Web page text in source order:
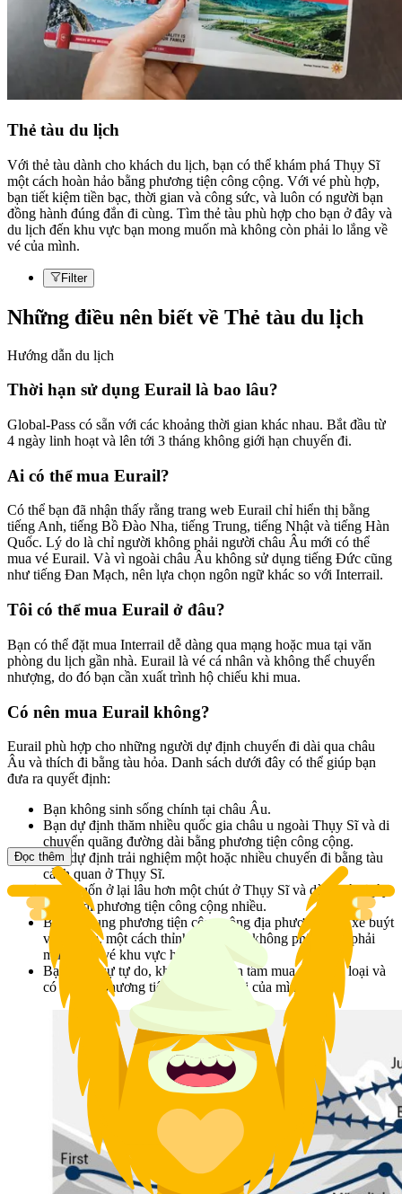
Thẻ tàu du lịch
Với thẻ tàu dành cho khách du lịch, bạn có thể khám phá Thụy Sĩ
một cách hoàn hảo bằng phương tiện công cộng. Với vé phù hợp,
bạn tiết kiệm tiền bạc, thời gian và công sức, và luôn có người bạn
đồng hành đúng đắn đi cùng. Tìm thẻ tàu phù hợp cho bạn ở đây và
du lịch đến khu vực bạn mong muốn mà không còn phải lo lắng về
vé của mình.
Filter
Những điều nên biết về Thẻ tàu du lịch
Hướng dẫn du lịch
Thời hạn sử dụng Eurail là bao lâu?
Global-Pass có sẵn với các khoảng thời gian khác nhau. Bắt đầu từ
4 ngày linh hoạt và lên tới 3 tháng không giới hạn chuyến đi.
Ai có thể mua Eurail?
Có thể bạn đã nhận thấy rằng trang web Eurail chỉ hiển thị bằng
tiếng Anh, tiếng Bồ Đào Nha, tiếng Trung, tiếng Nhật và tiếng Hàn
Quốc. Lý do là chỉ người không phải người châu Âu mới có thể
mua vé Eurail. Và vì ngoài châu Âu không sử dụng tiếng Đức cũng
như tiếng Đan Mạch, nên lựa chọn ngôn ngữ khác so với Interrail.
Tôi có thể mua Eurail ở đâu?
Bạn có thể đặt mua Interrail dễ dàng qua mạng hoặc mua tại văn
phòng du lịch gần nhà. Eurail là vé cá nhân và không thể chuyển
nhượng, do đó bạn cần xuất trình hộ chiếu khi mua.
Có nên mua Eurail không?
Eurail phù hợp cho những người dự định chuyến đi dài qua châu
Âu và thích đi bằng tàu hỏa. Danh sách dưới đây có thể giúp bạn
đưa ra quyết định:
Bạn không sinh sống chính tại châu Âu.
Bạn dự định thăm nhiều quốc gia châu u ngoài Thụy Sĩ và di
chuyển quãng đường dài bằng phương tiện công cộng.
Bạn dự định trải nghiệm một hoặc nhiều chuyến đi bằng tàu
cảnh quan ở Thụy Sĩ.
Bạn muốn ở lại lâu hơn một chút ở Thụy Sĩ và dành vài ngày
không đi phương tiện công cộng nhiều.
Bạn sử dụng phương tiện công cộng địa phương, như xe buýt
và tà tram, một cách thỉnh thoảng và không phiền nếu phải
mua thêm vé khu vực hoặc vé tuyến.
Bạn thích sự tự do, không phải bận tâm mua vé đúng loại và
có thể lên phương tiện trong ngày đi của mình.
Đọc thêm